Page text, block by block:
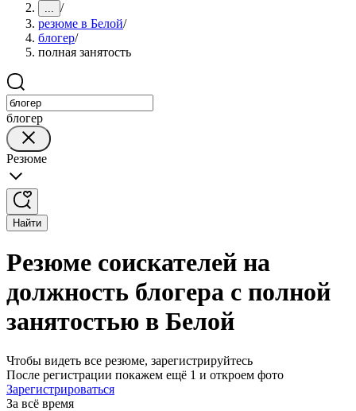
... /
резюме в Белой/
блогер/
полная занятость
блогер
Резюме
Найти
Резюме соискателей на
должность блогера с полной
занятостью в Белой
Чтобы видеть все резюме, зарегистрируйтесь
После регистрации покажем ещё 1 и откроем фото
Зарегистрироваться
За всё время